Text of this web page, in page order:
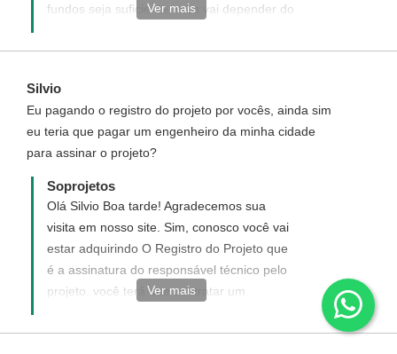
fundos seja suficiente, mas vai depender do
construir- Atendimento Soprojetos
Ver mais
Silvio
Eu pagando o registro do projeto por vocês, ainda sim
eu teria que pagar um engenheiro da minha cidade
para assinar o projeto?
Soprojetos
Olá Silvio Boa tarde! Agradecemos sua
visita em nosso site. Sim, conosco você vai
estar adquirindo O Registro do Projeto que
é a assinatura do responsável técnico pelo
projeto. você terá que contratar um
faça o registro da construção nos órgãos
Ver mais